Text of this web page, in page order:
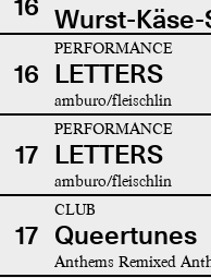
Wurst-Käse-
16
PERFORMANCE
LETTERS
amburo/fleischlin
17
PERFORMANCE
LETTERS
amburo/fleischlin
17
CLUB
Queertunes
Anthems Remixed